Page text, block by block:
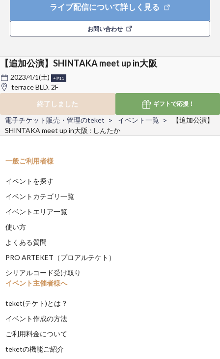
ライブ配信について詳しく見る
お問い合わせ
【追加公演】SHINTAKA meet up in大阪
2023/4/1(土) +他11
terrace BLD. 2F
終了しました
ギフトで応援！
電子チケット販売・管理のteket イベント一覧
【追加公演】
SHINTAKA meet up in大阪 : しんたか
一般ご利用者様
イベントを探す
イベントカテゴリ一覧
イベントエリア一覧
使い方
よくある質問
PRO ARTEKET（プロアルテケト）
シリアルコード受け取り
イベント主催者様へ
teket(テケト)とは？
イベント作成の方法
ご利用料金について
teketの機能ご紹介